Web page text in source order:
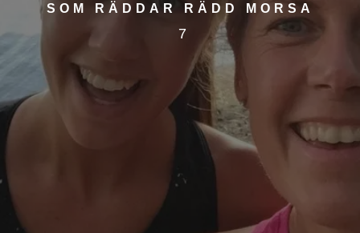
SOM RÄDDAR RÄDD MORSA
7